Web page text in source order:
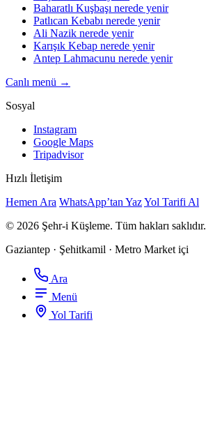
Baharatlı Kuşbaşı nerede yenir
Patlıcan Kebabı nerede yenir
Ali Nazik nerede yenir
Karışık Kebap nerede yenir
Antep Lahmacunu nerede yenir
Canlı menü →
Sosyal
Instagram
Google Maps
Tripadvisor
Hızlı İletişim
Hemen Ara WhatsApp’tan YazYol Tarifi Al
© 2026 Şehr-i Küşleme. Tüm hakları saklıdır.
Gaziantep · Şehitkamil · Metro Market içi
Ara
Menü
Yol Tarifi